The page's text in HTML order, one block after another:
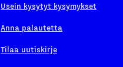
Usein kysytyt kysymykset
Anna palautetta
Tilaa uutiskirje